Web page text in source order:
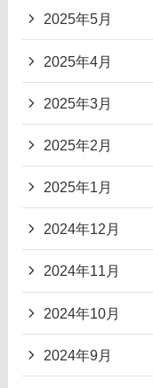
2025年5月
2025年4月
2025年3月
2025年2月
2025年1月
2024年12月
2024年11月
2024年10月
2024年9月